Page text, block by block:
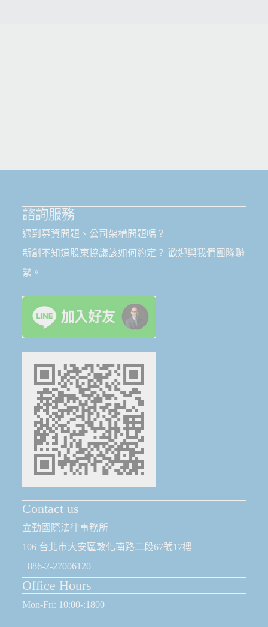
諮詢服務
遇到募資問題、公司架構問題嗎？
新創不知道股東協議該如何約定？ 歡迎與我們團隊聯
繫。
Contact us
立勤國際法律事務所
106 台北市大安區敦化南路二段67號17樓
+886-2-27006120
Office Hours
Mon-Fri: 10:00-:1800